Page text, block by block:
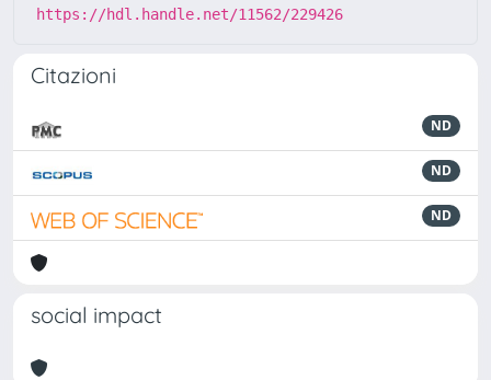
https://hdl.handle.net/11562/229426
Citazioni
ND
ND
ND
social impact